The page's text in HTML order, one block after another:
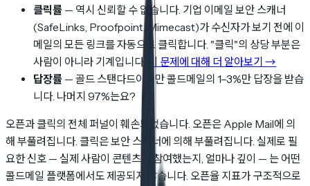
클릭률 — 역시 신뢰할 수 없습니다. 기업 이메일 보안 스캐너
(SafeLinks, Proofpoint, Mimecast)가 수신자가 보기 전에 이
메일의 모든 링크를 자동으로 클릭합니다. "클릭"의 상당 부분은
사람이 아니라 기계입니다.
이 문제에 대해 더 알아보기 →
답장률 — 골드 스탠다드이지만 콜드메일의 1–3%만 답장을 받습
니다. 나머지 97%는요?
오픈과 클릭의 전체 퍼널이 훼손되었습니다. 오픈은 Apple Mail에 의
해 부풀려집니다. 클릭은 보안 스캐너에 의해 부풀려집니다. 실제로 필
요한 신호 — 실제 사람이 콘텐츠에 참여했는지, 얼마나 깊이 — 는 어떤
콜드메일 플랫폼에서도 제공되지 않습니다. 오픈율 지표가 구조적으로